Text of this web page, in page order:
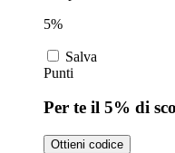
5%
Salva
Punti
Per te il 5% di
Ottieni codice